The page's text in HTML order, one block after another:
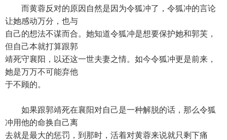
而黄蓉反对的原因自然是因为令狐冲了，令狐冲的言论
让她感动万分，也与
自己的想法不谋而合。她知道令狐冲是想要保护她和郭芙，
但自己本就打算跟郭
靖死守襄阳，以还这一世夫妻之情。如今令狐冲更是前来，
她是万万不可能弃他
于不顾的。
如果跟郭靖死在襄阳对自己是一种解脱的话，那么令狐
冲用他的命换自己离
去就是最大的惩罚，到那时，活着对黄蓉来说就只剩下痛